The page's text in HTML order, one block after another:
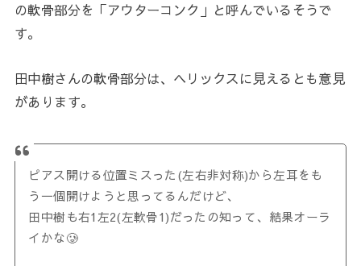
の軟骨部分を「アウターコンク」と呼んでいるそうで
す。
田中樹さんの軟骨部分は、ヘリックスに見えるとも意見
があります。
ピアス開ける位置ミスった(左右非対称)から左耳をも
う一個開けようと思ってるんだけど、
田中樹も右1左2(左軟骨1)だったの知って、結果オーラ
イかな🥲